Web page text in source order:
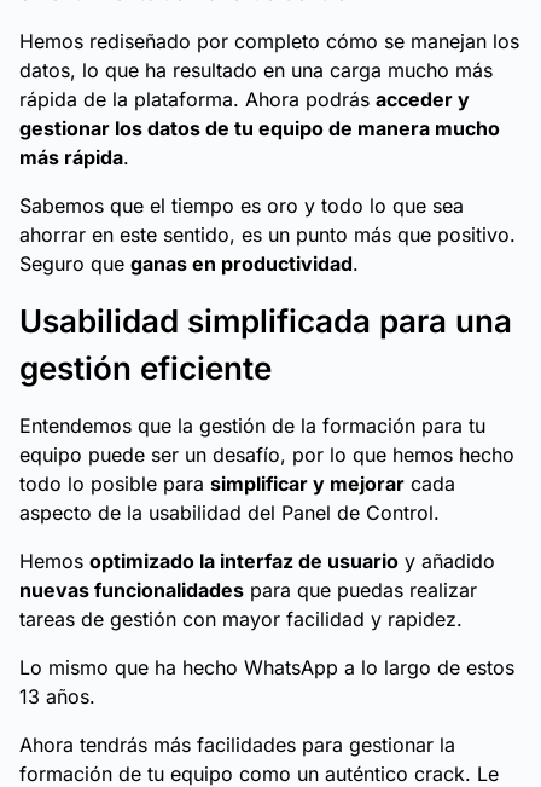
Hemos rediseñado por completo cómo se manejan los
datos, lo que ha resultado en una carga mucho más
rápida de la plataforma. Ahora podrás acceder y
gestionar los datos de tu equipo de manera mucho
más rápida.
Sabemos que el tiempo es oro y todo lo que sea
ahorrar en este sentido, es un punto más que positivo.
Seguro que ganas en productividad.
Usabilidad simplificada para una
gestión eficiente
Entendemos que la gestión de la formación para tu
equipo puede ser un desafío, por lo que hemos hecho
todo lo posible para simplificar y mejorar cada
aspecto de la usabilidad del Panel de Control.
Hemos optimizado la interfaz de usuario y añadido
nuevas funcionalidades para que puedas realizar
tareas de gestión con mayor facilidad y rapidez.
Lo mismo que ha hecho WhatsApp a lo largo de estos
13 años.
Ahora tendrás más facilidades para gestionar la
formación de tu equipo como un auténtico crack. Le